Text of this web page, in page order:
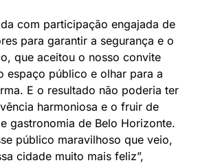
com participação engajada de
para garantir a segurança e o
que aceitou o nosso convite
espaço público e olhar para a
E o resultado não poderia ter
harmoniosa e o fruir de
gastronomia de Belo Horizonte.
público maravilhoso que veio,
cidade muito mais feliz”,